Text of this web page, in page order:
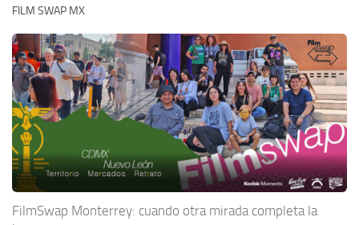
FILM SWAP MX
FilmSwap Monterrey: cuando otra mirada completa la